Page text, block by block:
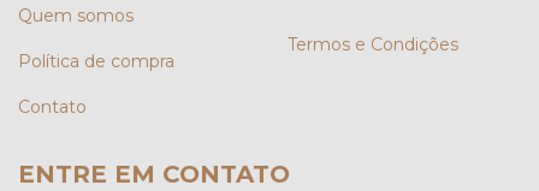
Quem somos
Política de compra
Contato
Termos e Condições
ENTRE EM CONTATO